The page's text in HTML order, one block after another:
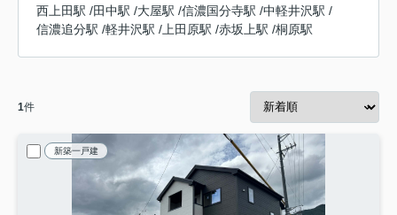
西上田駅 /田中駅 /大屋駅 /信濃国分寺駅 /中軽井沢駅 /
信濃追分駅 /軽井沢駅 / 上田原駅 /赤坂上駅 /桐原駅
1件
新築一戸建